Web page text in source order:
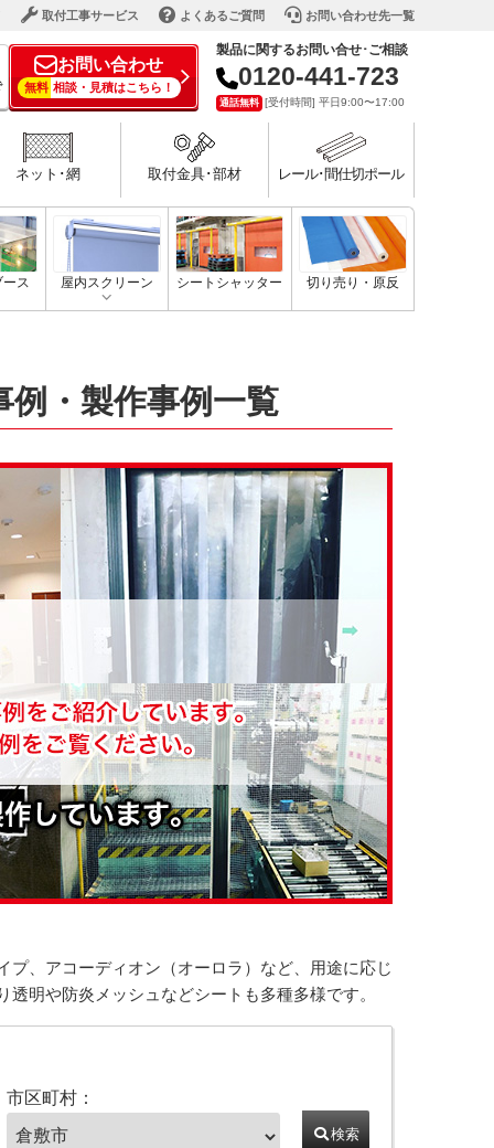
取付工事サービス よくあるご質問 お問い合わせ先一覧
お問い合わせ
無料 相談・見積はこちら！
製品に関するお問い合せ･ご相談
0120-441-723
通話無料 [受付時間] 平日9:00〜17:00
ネット･網 取付金具･部材 レール･間仕切ポール
ス 屋内スクリーン シートシャッター 切り売り・原反
・製作事例一覧
、アコーディオン（オーロラ）など、用途に応じ
明や防炎メッシュなどシートも多種多様です。
市区町村：
検索